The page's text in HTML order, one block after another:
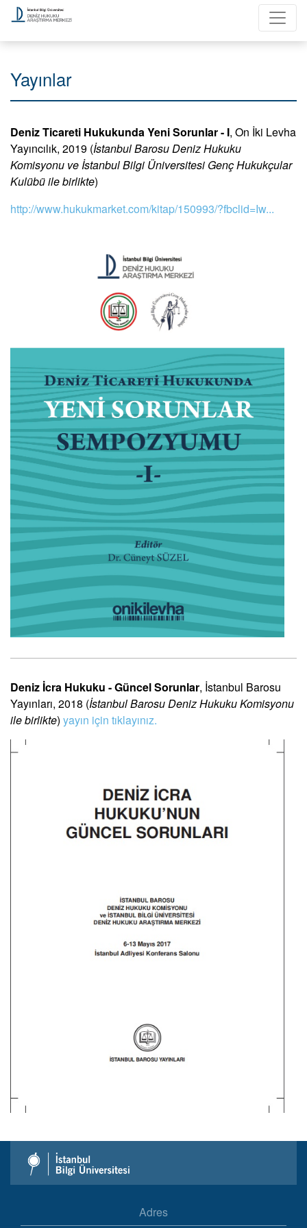
Yayınlar
Deniz Ticareti Hukukunda Yeni Sorunlar - I, On İki Levha
Yayıncılık, 2019 (İstanbul Barosu Deniz Hukuku
Komisyonu ve İstanbul Bilgi Üniversitesi Genç Hukukçular
Kulübü ile birlikte)
http://www.hukukmarket.com/kitap/150993/?fbclid=Iw...
Deniz İcra Hukuku - Güncel Sorunlar, İstanbul Barosu
Yayınları, 2018 (İstanbul Barosu Deniz Hukuku Komisyonu
ile birlikte) yayın için tıklayınız.
Adres